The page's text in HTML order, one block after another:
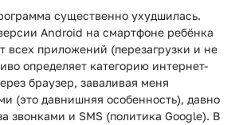
существенно ухудшилась.
Android на смартфоне ребёнка
всех приложений (перезагрузки и не
определяет категорию интернет-
браузер, заваливая меня
(это давнишняя особенность), давно
звонками и SMS (политика Google). В